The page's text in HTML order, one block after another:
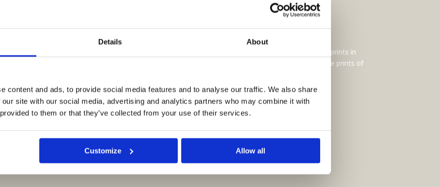
Details About
content and ads, to provide social media features and to analyse our traffic. We also share
site with our social media, advertising and analytics partners who may combine it with
to them or that they’ve collected from your use of their services.
Customize Allow all
OOK LEUK?
abstracte kunstprints van gestileerde vazen, maar ook een unieke selectie originele werken en art prints in
en ontdek misschien nog wel meer kunst die je aanspreekt! Misschien vind je ook onze botanische prints of
verder te verrijken. Neem ook een kijkje hier:
zijn voor elke ruimte.
designs die je persoonlijkheid weerspiegelen.
die perfect passen in elk interieur.